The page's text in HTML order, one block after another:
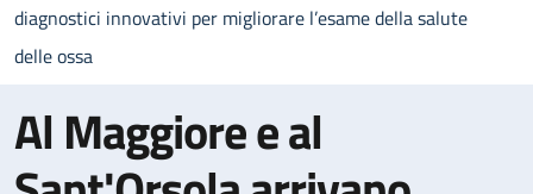
diagnostici innovativi per migliorare l’esame della salute
delle ossa
Al Maggiore e al